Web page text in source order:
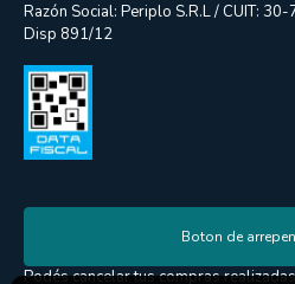
Razón Social: Periplo S.R.L / CUIT:
Disp 891/12
Boton de
Podés cancelar tus compras